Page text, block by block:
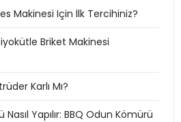
Makinesi Için İlk Tercihiniz?
Briket Makinesi
Karlı Mı?
Yapılır: BBQ Odun Kömürü